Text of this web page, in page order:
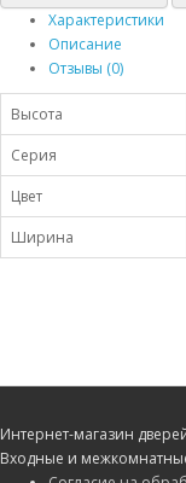
Характеристики
Описание
Отзывы (0)
Высота
Серия
Цвет
Ширина
Интернет-магазин
Входные и